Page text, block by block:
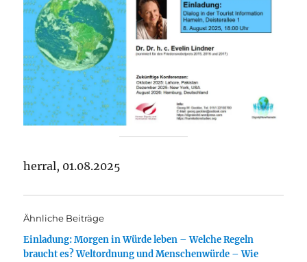
herral, 01.08.2025
Ähnliche Beiträge
Einladung: Morgen in Würde leben – Welche Regeln
braucht es? Weltordnung und Menschenwürde – Wie